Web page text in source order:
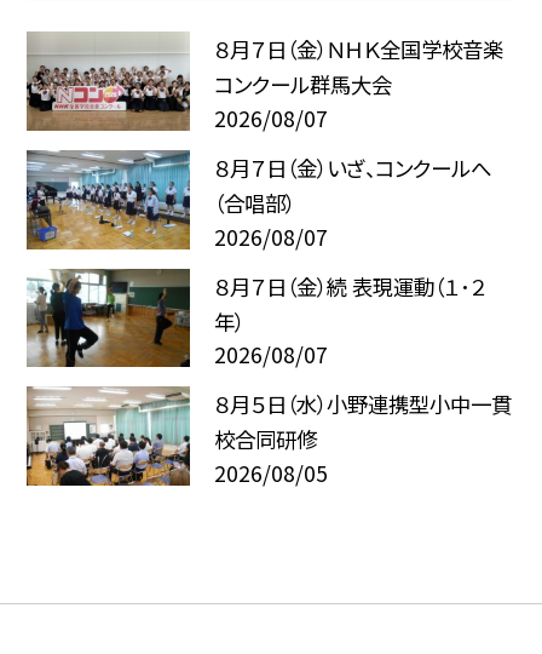
８月７日（金）ＮＨＫ全国学校音楽
コンクール群馬大会
2026/08/07
８月７日（金）いざ、コンクールへ
（合唱部）
2026/08/07
８月７日（金）続 表現運動（１･２
年）
2026/08/07
８月５日（水）小野連携型小中一貫
校合同研修
2026/08/05